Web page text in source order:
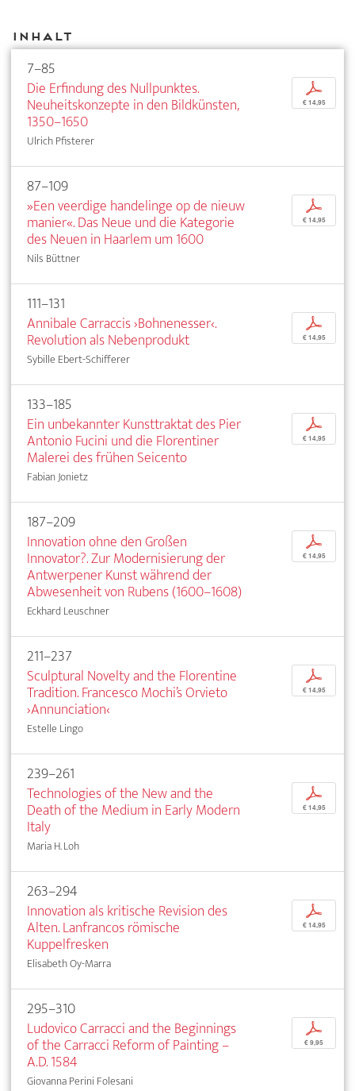
Inhalt
7–85
Die Erfindung des Nullpunktes.
Neuheitskonzepte in den Bildkünsten,
1350–1650
Ulrich Pfisterer
p
€ 14,95
87–109
»Een veerdige handelinge op de nieuw
manier«. Das Neue und die Kategorie
des Neuen in Haarlem um 1600
Nils Büttner
p
€ 14,95
111–131
Annibale Carraccis ›Bohnenesser‹.
Revolution als Nebenprodukt
Sybille Ebert-Schifferer
p
€ 14,95
133–185
Ein unbekannter Kunsttraktat des Pier
Antonio Fucini und die Florentiner
Malerei des frühen Seicento
Fabian Jonietz
p
€ 14,95
187–209
Innovation ohne den Großen
Innovator?. Zur Modernisierung der
Antwerpener Kunst während der
Abwesenheit von Rubens (1600–1608)
Eckhard Leuschner
p
€ 14,95
211–237
Sculptural Novelty and the Florentine
Tradition. Francesco Mochi’s Orvieto
›Annunciation‹
Estelle Lingo
p
€ 14,95
239–261
Technologies of the New and the
Death of the Medium in Early Modern
Italy
Maria H. Loh
p
€ 14,95
263–294
Innovation als kritische Revision des
Alten. Lanfrancos römische
Kuppelfresken
Elisabeth Oy-Marra
p
€ 14,95
295–310
Ludovico Carracci and the Beginnings
of the Carracci Reform of Painting –
A.D. 1584
Giovanna Perini Folesani
p
€ 9,95